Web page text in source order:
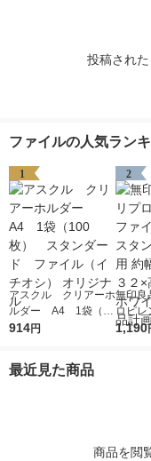
投稿された
ファイルの人気ラン
1
アスクル クリアーホ
ルダー A4 1袋（10
0枚） スタンダー
914円
2
無印良
ロピレ
ボック
1,190
最近見た商品
商品を閲